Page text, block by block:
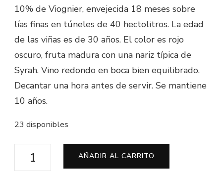
10% de Viognier, envejecida 18 meses sobre
lías finas en túneles de 40 hectolitros. La edad
de las viñas es de 30 años. El color es rojo
oscuro, fruta madura con una nariz típica de
Syrah. Vino redondo en boca bien equilibrado.
Decantar una hora antes de servir. Se mantiene
10 años.
23 disponibles
Côtes-
AÑADIR AL CARRITO